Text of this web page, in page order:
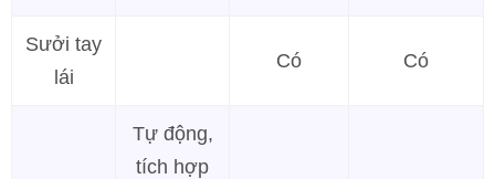
Sưởi tay
lái
Có Có
Tự động,
tích hợp